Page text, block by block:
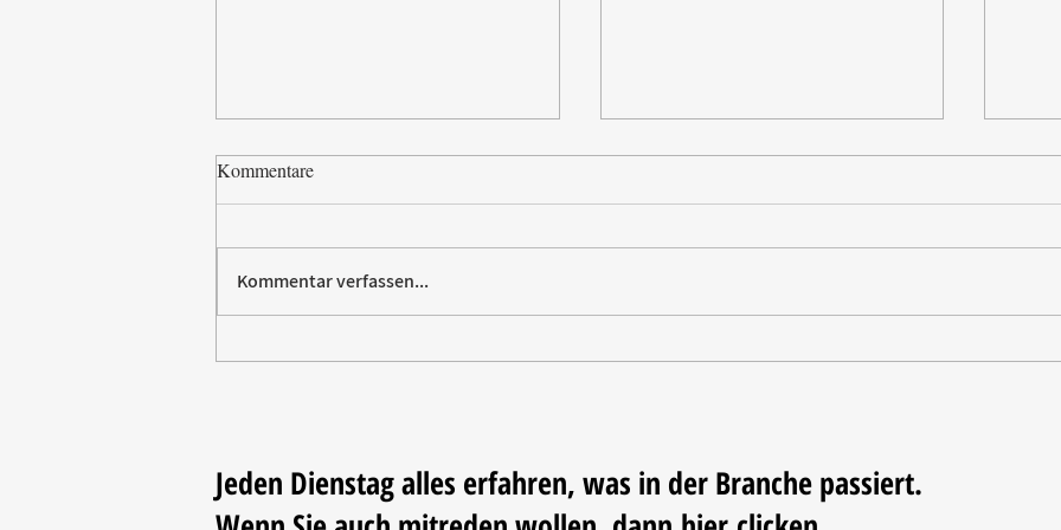
Villeroy & Boch erhält SBTi-
Vom
Kommentare
Kommentar verfassen...
Jeden Dienstag alles erfahren, was in der Branche passiert.